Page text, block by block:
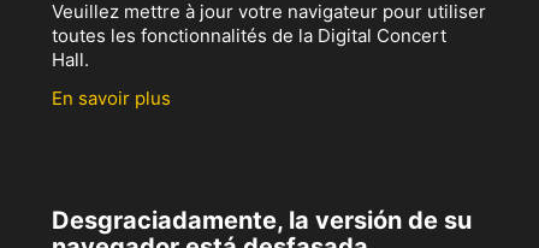
Veuillez mettre à jour votre navigateur pour utiliser
toutes les fonctionnalités de la Digital Concert
Hall.
En savoir plus
Desgraciadamente, la versión de su